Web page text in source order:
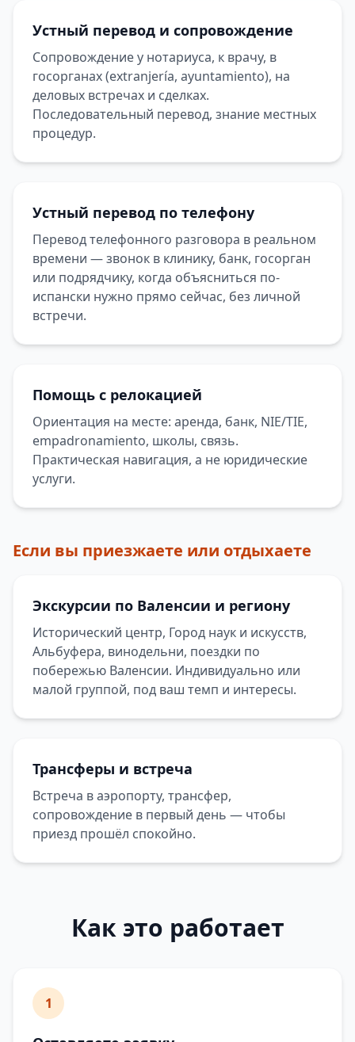
Устный перевод и сопровождение
Сопровождение у нотариуса, к врачу, в
госорганах (extranjería, ayuntamiento), на
деловых встречах и сделках.
Последовательный перевод, знание местных
процедур.
Устный перевод по телефону
Перевод телефонного разговора в реальном
времени — звонок в клинику, банк, госорган
или подрядчику, когда объясниться по-
испански нужно прямо сейчас, без личной
встречи.
Помощь с релокацией
Ориентация на месте: аренда, банк, NIE/TIE,
empadronamiento, школы, связь.
Практическая навигация, а не юридические
услуги.
Если вы приезжаете или отдыхаете
Экскурсии по Валенсии и региону
Исторический центр, Город наук и искусств,
Альбуфера, винодельни, поездки по
побережью Валенсии. Индивидуально или
малой группой, под ваш темп и интересы.
Трансферы и встреча
Встреча в аэропорту, трансфер,
сопровождение в первый день — чтобы
приезд прошёл спокойно.
Как это работает
1